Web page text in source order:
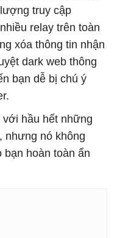
truy cập
relay trên toàn
xóa thông tin nhận
dark web thông
bạn dễ bị chú ý
hầu hết những
nhưng nó không
hoàn toàn ẩn